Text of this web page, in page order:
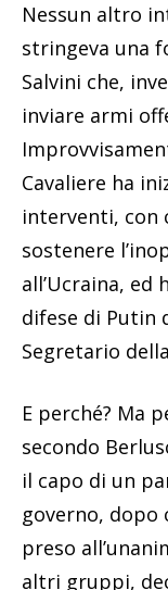
Nessun altro
stringeva una
Salvini che,
inviare armi
Cavaliere ha
interventi, con
sostenere
all’Ucraina,
difese di Putin
Segretario
E perché? Ma
secondo
il capo di un
governo, dopo
preso
altri gruppi,